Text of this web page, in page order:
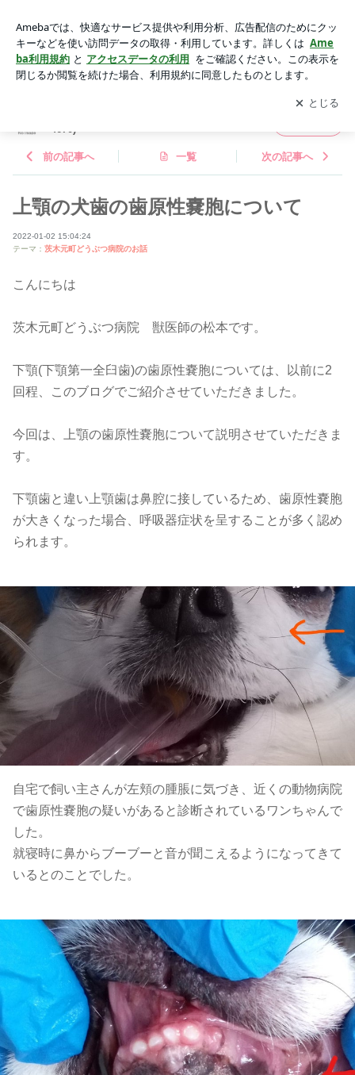
ブログ(Tel072-665-4670)
アプリをダウンロードして ブログの更新通知
を受け取りまし
ょう。
開く
4670)
前の記事へ 一覧 次の記事へ
上顎の犬歯の歯原性嚢胞について
2022-01-02 15:04:24
テーマ： 茨木元町どうぶつ病院のお話
こんにちは
茨木元町どうぶつ病院 獣医師の松本です。
下顎(下顎第一全臼歯)の歯原性嚢胞については、以前に2
回程、このブログでご紹介させていただきました。
今回は、上顎の歯原性嚢胞について説明させていただきま
す。
下顎歯と違い上顎歯は鼻腔に接しているため、歯原性嚢胞
が大きくなった場合、呼吸器症状を呈することが多く認め
られます。
自宅で飼い主さんが左頬の腫脹に気づき、近くの動物病院
で歯原性嚢胞の疑いがあると診断されているワンちゃんで
した。
就寝時に鼻からブーブーと音が聞こえるようになってきて
いるとのことでした。